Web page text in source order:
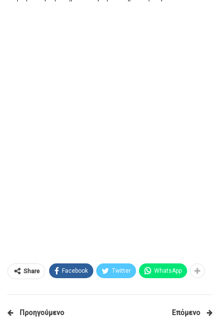
Share Facebook Twitter WhatsApp
Προηγούμενο
Επόμενο